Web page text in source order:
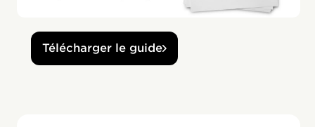
Télécharger le guide